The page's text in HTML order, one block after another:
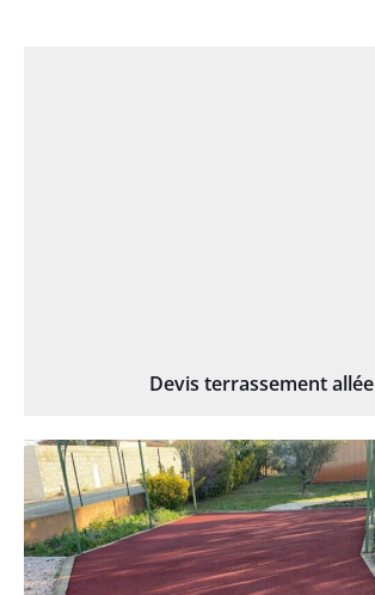
Devis terrassement allée